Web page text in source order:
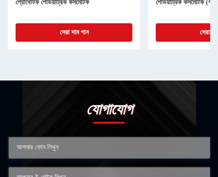
প্রোথেটিক পেডিয়াট্রিক কসমেটিক
সেরা দাম পান
পেডিয়াট্রিক কসমেটিক
সেরা
যোগাযোগ